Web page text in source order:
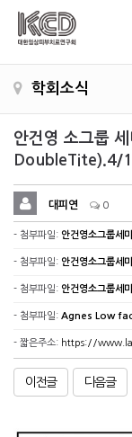
학회소식
안건영 소그룹
DoubleTite).4/
대피연 0
- 첨부파일: 안건영소그룹세
- 첨부파일: 안건영소그룹세
- 첨부파일: 안건영소그룹세
- 첨부파일: Agnes Low
- 짧은주소: https://
이전글 다음글